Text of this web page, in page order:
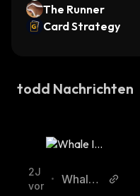
o Tokenized Stock)
The Runner
Card Strategy
todd Nachrichten
2J
vor
•
Whale I